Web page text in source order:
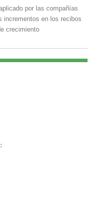
por las compañías
incrementos en los recibos
crecimiento